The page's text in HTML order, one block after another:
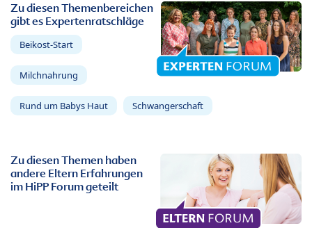
Zu diesen Themenbereichen
gibt es Expertenratschläge
Beikost-Start
Milchnahrung
Rund um Babys Haut Schwangerschaft
Zu diesen Themen haben
andere Eltern Erfahrungen
im HiPP Forum geteilt